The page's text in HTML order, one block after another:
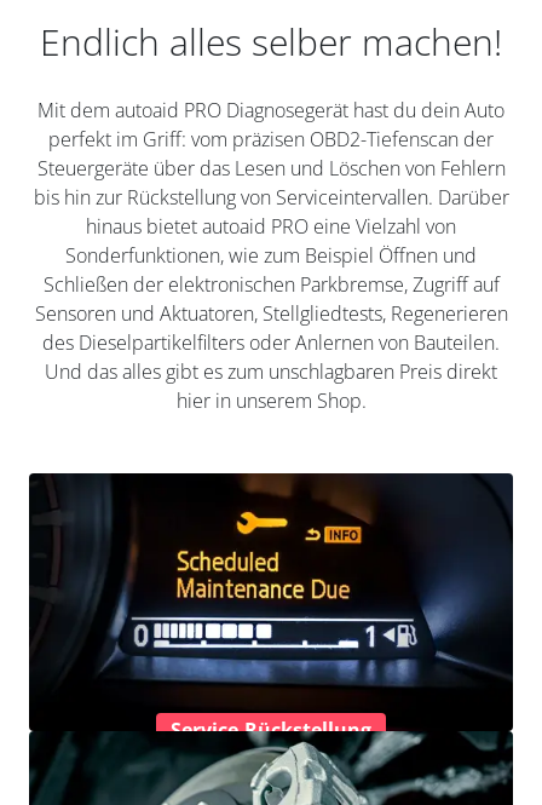
Endlich alles selber machen!
Mit dem autoaid PRO Diagnosegerät hast du dein Auto
perfekt im Griff: vom präzisen OBD2-Tiefenscan der
Steuergeräte über das Lesen und Löschen von Fehlern
bis hin zur Rückstellung von Serviceintervallen. Darüber
hinaus bietet autoaid PRO eine Vielzahl von
Sonderfunktionen, wie zum Beispiel Öffnen und
Schließen der elektronischen Parkbremse, Zugriff auf
Sensoren und Aktuatoren, Stellgliedtests, Regenerieren
des Dieselpartikelfilters oder Anlernen von Bauteilen.
Und das alles gibt es zum unschlagbaren Preis direkt
hier in unserem Shop.
Service-Rückstellung